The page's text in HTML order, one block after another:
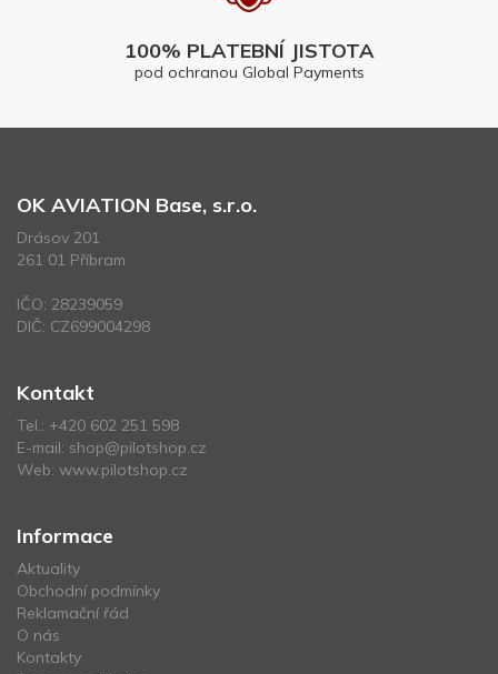
100% PLATEBNÍ JISTOTA
pod ochranou Global Payments
OK AVIATION Base, s.r.o.
Drásov 201
261 01 Příbram
IČO: 28239059
DIČ: CZ699004298
Kontakt
Tel.: +420 602 251 598
E-mail: shop@pilotshop.cz
Web: www.pilotshop.cz
Informace
Aktuality
Obchodní podmínky
Reklamační řád
O nás
Kontakty